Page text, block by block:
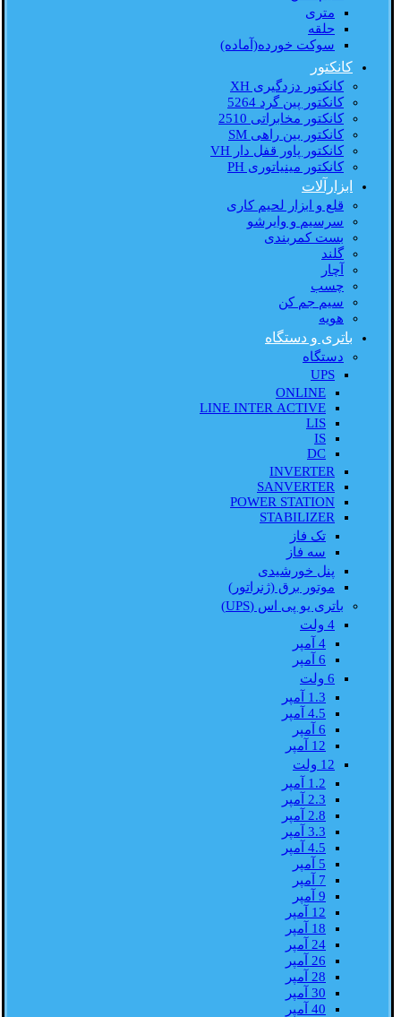
متری
حلقه
سوکت خورده(آماده)
کانکتور
کانکتور دزدگیری XH
کانکتور پین گرد 5264
کانکتور مخابراتی 2510
کانکتور بین راهی SM
کانکتور پاور قفل دار VH
کانکتور مینیاتوری PH
ابزارآلات
قلع و ابزار لحیم کاری
سرسیم و وایرشو
بست کمربندی
گلند
آچار
چسب
سیم جم کن
هویه
باتری و دستگاه
دستگاه
UPS
ONLINE
LINE INTER ACTIVE
LIS
IS
DC
INVERTER
SANVERTER
POWER STATION
STABILIZER
تک فاز
سه فاز
پنل خورشیدی
موتور برق (ژنراتور)
باتری یو پی اس (UPS)
4 ولت
4 آمپر
6 آمپر
6 ولت
1.3 آمپر
4.5 آمپر
6 آمپر
12 آمپر
12 ولت
1.2 آمپر
2.3 آمپر
2.8 آمپر
3.3 آمپر
4.5 آمپر
5 آمپر
7 آمپر
9 آمپر
12 آمپر
18 آمپر
24 آمپر
26 آمپر
28 آمپر
30 آمپر
40 آمپر